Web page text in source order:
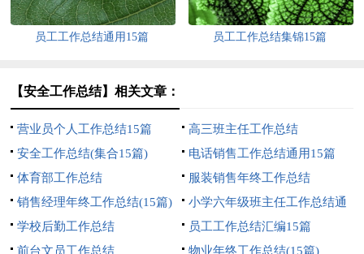
员工工作总结通用15篇 员工工作总结集锦15篇
【安全工作总结】相关文章：
营业员个人工作总结15篇
高三班主任工作总结
安全工作总结(集合15篇)
电话销售工作总结通用15篇
体育部工作总结
服装销售年终工作总结
销售经理年终工作总结(15篇)
小学六年级班主任工作总结通
用15篇
学校后勤工作总结
员工工作总结汇编15篇
前台文员工作总结
物业年终工作总结(15篇)